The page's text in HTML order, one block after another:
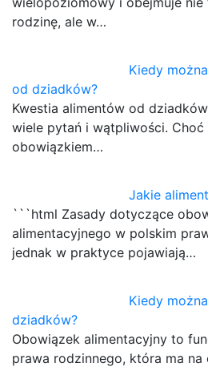
rodzinę, ale w…
Kiedy
od dziadków?
Kwestia alimentów od
wiele pytań i wątpliwości.
obowiązkiem…
Jakie
```html Zasady dotyczące
alimentacyjnego w polskim
jednak w praktyce pojawiają…
Kiedy
dziadków?
Obowiązek alimentacyjny to
prawa rodzinnego, która ma na